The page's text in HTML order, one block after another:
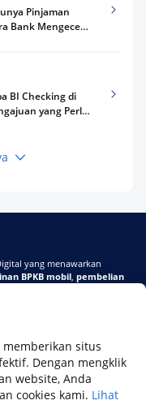
memberikan situs
Dengan mengklik
website, Anda
cookies kami. Lihat
Pinjaman
Bank Mengecek
BI Checking di
yang Perlu
Langsung
Peraturan
yang menawarkan
BPKB mobil, pembelian